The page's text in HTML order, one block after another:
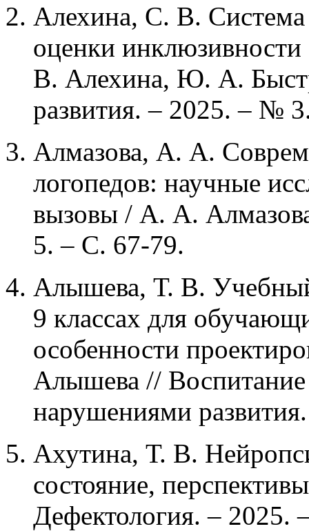
Алехина, С. В. Система
оценки инклюзивности
В. Алехина, Ю. А.
развития. – 2025. – №
Алмазова, А. А.
логопедов: научные
вызовы / А. А.
5. – С. 67-79.
Алышева, Т. В.
9 классах для
особенности
Алышева // Воспитание
нарушениями
Ахутина, Т. В.
состояние,
Дефектология. –